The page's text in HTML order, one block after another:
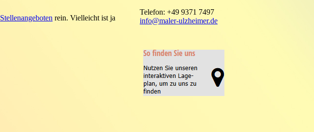
Stellenangeboten rein. Vielleicht ist ja
Telefon: +49 9371 7497
info@maler-ulzheimer.de